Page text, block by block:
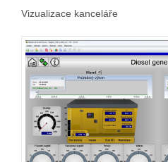
Vizualizace kanceláře